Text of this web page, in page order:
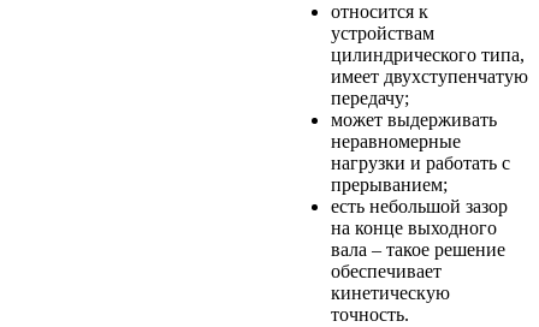
относится к
устройствам
цилиндрического типа,
имеет двухступенчатую
передачу;
может выдерживать
неравномерные
нагрузки и работать с
прерыванием;
есть небольшой зазор
на конце выходного
вала – такое решение
обеспечивает
кинетическую
точность.